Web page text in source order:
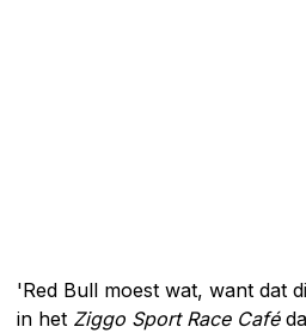
'Red Bull moest wat, want dat
in het Ziggo Sport Race Café